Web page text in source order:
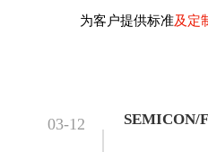
为客户提供标准及定
03-12 SEMICON/